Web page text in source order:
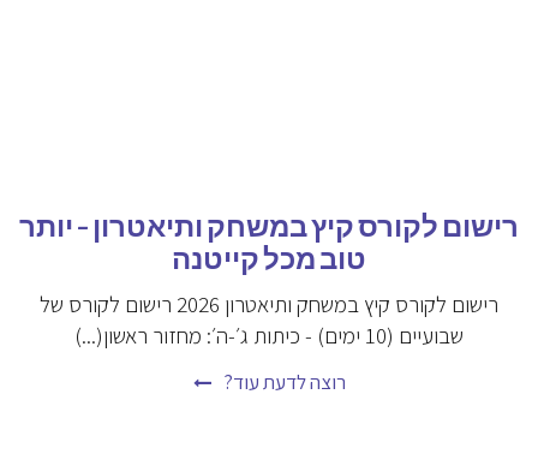
רישום לקורס קיץ במשחק ותיאטרון – יותר
טוב מכל קייטנה
רישום לקורס קיץ במשחק ותיאטרון 2026 רישום לקורס של
שבועיים (10 ימים) - כיתות ג׳-ה׳: מחזור ראשון(...)
רוצה לדעת עוד?